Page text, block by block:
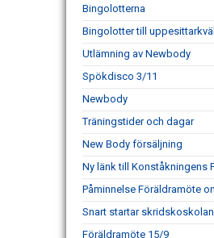
Bingolotterna
Bingolotter till
Utlämning av Newbody
Spökdisco 3/11
Newbody
Träningstider och dagar
New Body försäljning
Ny länk till Konståkningens
Påminnelse Föräldramöte
Snart startar
Föräldramöte 15/9